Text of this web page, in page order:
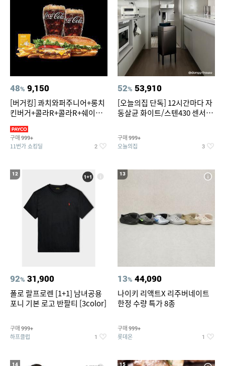
48% 9,150
[버거킹] 콰치와퍼주니어+롱치
킨버거+콜라R+콜라R+쉐이킹
구매 999+
11번가 쇼킹딜 2
52% 53,910
[오늘의집 단독] 12시간마다 자
동살균 화이트/스텐430 센서휴
구매 999+
오늘의집 3
12
92% 31,900
폴로 랄프로렌 [1+1] 남녀공용
포니 기본 로고 반팔티 [3color]
구매 999+
하프클럽 1
13
13% 44,090
나이키 리액트X 리주버네이트
한정 수량 특가 8종
구매 999+
롯데온 1
14 15